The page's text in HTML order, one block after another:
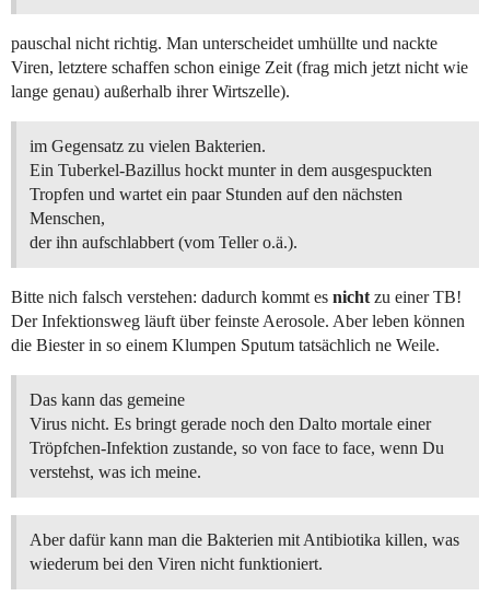
pauschal nicht richtig. Man unterscheidet umhüllte und nackte
Viren, letztere schaffen schon einige Zeit (frag mich jetzt nicht wie
lange genau) außerhalb ihrer Wirtszelle).
im Gegensatz zu vielen Bakterien.
Ein Tuberkel-Bazillus hockt munter in dem ausgespuckten
Tropfen und wartet ein paar Stunden auf den nächsten
Menschen,
der ihn aufschlabbert (vom Teller o.ä.).
Bitte nich falsch verstehen: dadurch kommt es nicht zu einer TB!
Der Infektionsweg läuft über feinste Aerosole. Aber leben können
die Biester in so einem Klumpen Sputum tatsächlich ne Weile.
Das kann das gemeine
Virus nicht. Es bringt gerade noch den Dalto mortale einer
Tröpfchen-Infektion zustande, so von face to face, wenn Du
verstehst, was ich meine.
Aber dafür kann man die Bakterien mit Antibiotika killen, was
wiederum bei den Viren nicht funktioniert.